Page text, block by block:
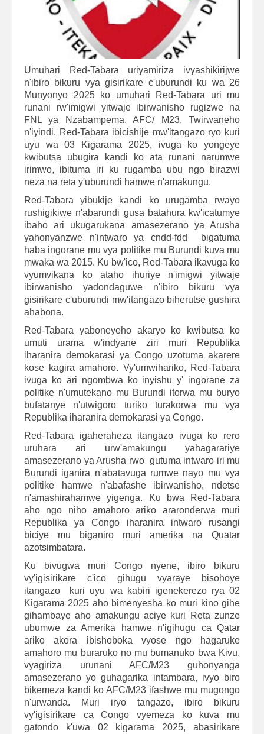
Umuhari Red-Tabara uriyamiriza ivyashikirijwe
n'ibiro bikuru vya gisirikare c'uburundi ku wa 26
Munyonyo 2025 ko umuhari Red-Tabara uri mu
runani rw'imigwi yitwaje ibirwanisho rugizwe na
FNL ya Nzabampema, AFC/ M23, Twirwaneho
n'iyindi. Red-Tabara ibicishije mw'itangazo ryo kuri
uyu wa 03 Kigarama 2025, ivuga ko yongeye
kwibutsa ubugira kandi ko ata runani narumwe
irimwo, ibituma iri ku rugamba ubu ngo birazwi
neza na reta y'uburundi hamwe n'amakungu.
Red-Tabara yibukije kandi ko urugamba rwayo
rushigikiwe n'abarundi gusa batahura kw'icatumye
ibaho ari ukugarukana amasezerano ya Arusha
yahonyanzwe n'intwaro ya cndd-fdd bigatuma
haba ingorane mu vya politike mu Burundi kuva mu
mwaka wa 2015. Ku bw'ico, Red-Tabara ikavuga ko
vyumvikana ko ataho ihuriye n'imigwi yitwaje
ibirwanisho yadondaguwe n'ibiro bikuru vya
gisirikare c'uburundi mw'itangazo biherutse gushira
ahabona.
Red-Tabara yaboneyeho akaryo ko kwibutsa ko
umuti urama w'indyane ziri muri Republika
iharanira demokarasi ya Congo uzotuma akarere
kose kagira amahoro. Vy'umwihariko, Red-Tabara
ivuga ko ari ngombwa ko inyishu y' ingorane za
politike n'umutekano mu Burundi itorwa mu buryo
bufatanye n'utwigoro turiko turakorwa mu vya
Republika iharanira demokarasi ya Congo.
Red-Tabara igaheraheza itangazo ivuga ko rero
uruhara ari urw'amakungu yahagarariye
amasezerano ya Arusha rwo gutuma intwaro iri mu
Burundi iganira n'abatavuga rumwe nayo mu vya
politike hamwe n'abafashe ibirwanisho, ndetse
n'amashirahamwe yigenga. Ku bwa Red-Tabara
aho ngo niho amahoro ariko araronderwa muri
Republika ya Congo iharanira intwaro rusangi
biciye mu biganiro muri amerika na Quatar
azotsimbatara.
Ku bivugwa muri Congo nyene, ibiro bikuru
vy'igisirikare c'ico gihugu vyaraye bisohoye
itangazo kuri uyu wa kabiri igenekerezo rya 02
Kigarama 2025 aho bimenyesha ko muri kino gihe
gihambaye aho amakungu aciye kuri Reta zunze
ubumwe za Amerika hamwe n'igihugu ca Qatar
ariko akora ibishoboka vyose ngo hagaruke
amahoro mu buraruko no mu bumanuko bwa Kivu,
vyagiriza urunani AFC/M23 guhonyanga
amasezerano yo guhagarika intambara, ivyo biro
bikemeza kandi ko AFC/M23 ifashwe mu mugongo
n'urwanda. Muri iryo tangazo, ibiro bikuru
vy'igisirikare ca Congo vyemeza ko kuva mu
gatondo k'uwa 02 kigarama 2025, abasirikare